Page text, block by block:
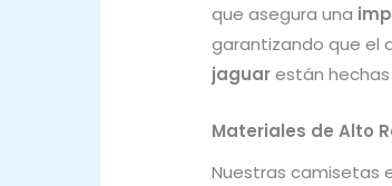
que asegura una
garantizando que el
jaguarestán
Materiales de Alto
Nuestras camisetas